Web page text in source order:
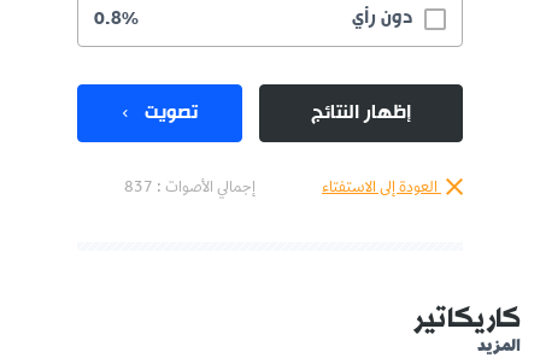
دون رأي 0.8%
إظهار النتائج تصويت
العودة إلى الاستفتاء إجمالي الأصوات : 837
كاريكاتير
المزيد